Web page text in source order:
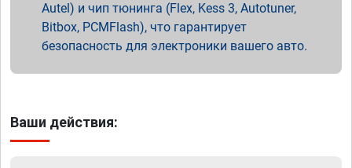
Autel) и чип тюнинга (Flex, Kess 3, Autotuner,
Bitbox, PCMFlash), что гарантирует
безопасность для электроники вашего авто.
Ваши действия: